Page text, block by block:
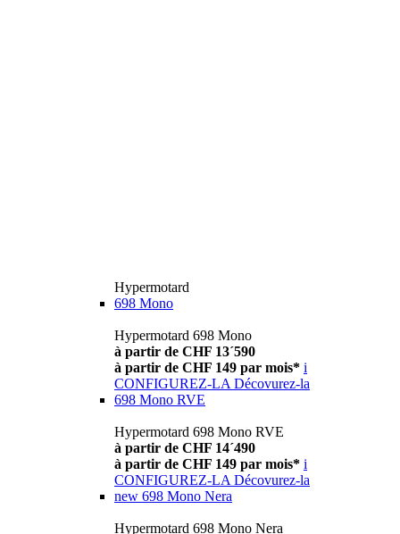
Hypermotard
698 Mono
Hypermotard 698 Mono
à partir de CHF 13´590
à partir de CHF 149 par mois* i
CONFIGUREZ-LA Décovurez-la
698 Mono RVE
Hypermotard 698 Mono RVE
à partir de CHF 14´490
à partir de CHF 149 par mois* i
CONFIGUREZ-LA Décovurez-la
new 698 Mono Nera
Hypermotard 698 Mono Nera